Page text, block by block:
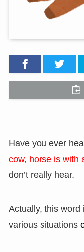
Have you ever
cow, horse is with
don’t really hear.
Actually, this word
various situations